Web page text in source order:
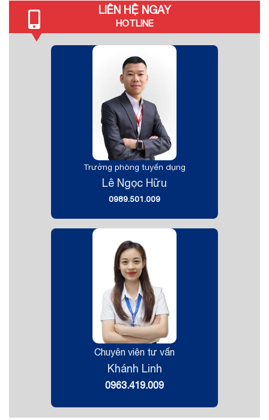
LIÊN HỆ NGAY
HOTLINE
Trưởng phòng tuyển dụng
Lê Ngọc Hữu
0989.501.009
Chuyên viên tư vấn
Khánh Linh
0963.419.009